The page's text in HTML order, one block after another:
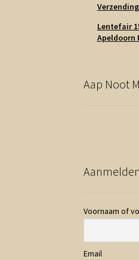
Lentefair
Apeldoorn
Aap Noot
Voornaam of
Email